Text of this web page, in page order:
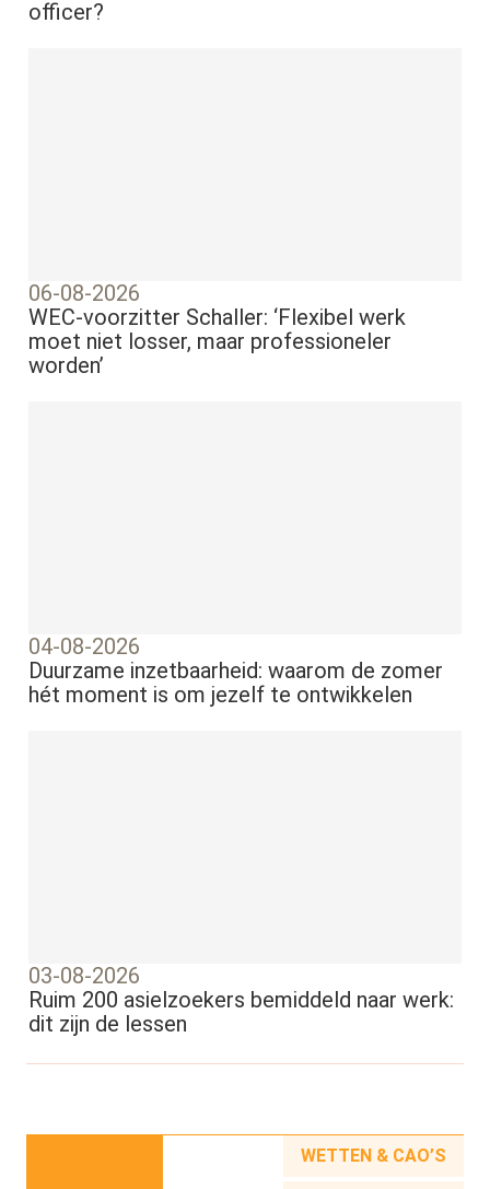
officer?
06-08-2026
WEC-voorzitter Schaller: ‘Flexibel werk
moet niet losser, maar professioneler
worden’
04-08-2026
Duurzame inzetbaarheid: waarom de zomer
hét moment is om jezelf te ontwikkelen
03-08-2026
Ruim 200 asielzoekers bemiddeld naar werk:
dit zijn de lessen
WETTEN & CAO’S